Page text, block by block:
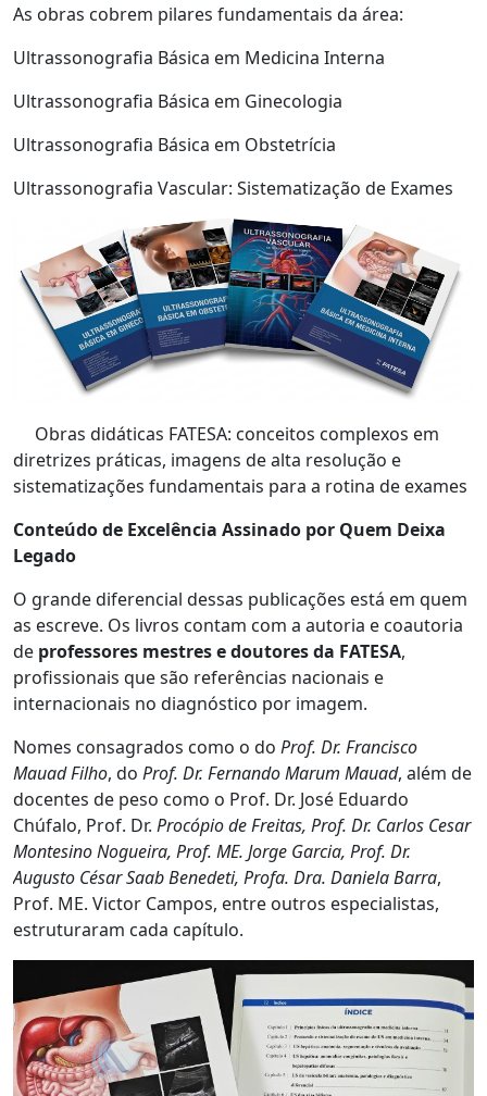
As obras cobrem pilares fundamentais da área:
Ultrassonografia Básica em Medicina Interna
Ultrassonografia Básica em Ginecologia
Ultrassonografia Básica em Obstetrícia
Ultrassonografia Vascular: Sistematização de Exames
Obras didáticas FATESA: conceitos complexos em
diretrizes práticas, imagens de alta resolução e
sistematizações fundamentais para a rotina de exames
Conteúdo de Excelência Assinado por Quem Deixa
Legado
O grande diferencial dessas publicações está em quem
as escreve. Os livros contam com a autoria e coautoria
de professores mestres e doutores da FATESA,
profissionais que são referências nacionais e
internacionais no diagnóstico por imagem.
Nomes consagrados como o do Prof. Dr. Francisco
Mauad Filho, do Prof. Dr. Fernando Marum Mauad, além de
docentes de peso como o Prof. Dr. José Eduardo
Chúfalo, Prof. Dr. Procópio de Freitas, Prof. Dr. Carlos Cesar
Montesino Nogueira, Prof. ME. Jorge Garcia, Prof. Dr.
Augusto César Saab Benedeti, Profa. Dra. Daniela Barra,
Prof. ME. Victor Campos, entre outros especialistas,
estruturaram cada capítulo.